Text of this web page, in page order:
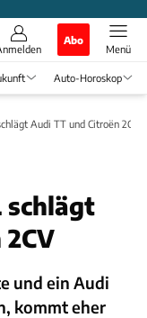
Abo
Menü
Auto-Horoskop
Audi TT und Citroën 2CV
schlägt
und ein Audi
kommt eher